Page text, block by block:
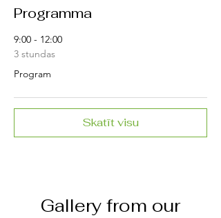
Programma
9:00 - 12:00
3 stundas
Program
Skatīt visu
Gallery from our